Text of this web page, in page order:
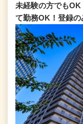
未経験の方でも
て勤務OK！登録の